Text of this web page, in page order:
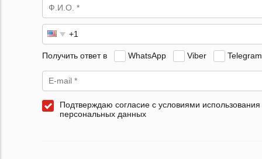
Получить ответ в WhatsApp Viber Telegram
Подтверждаю согласие с условиями использования
персональных данных